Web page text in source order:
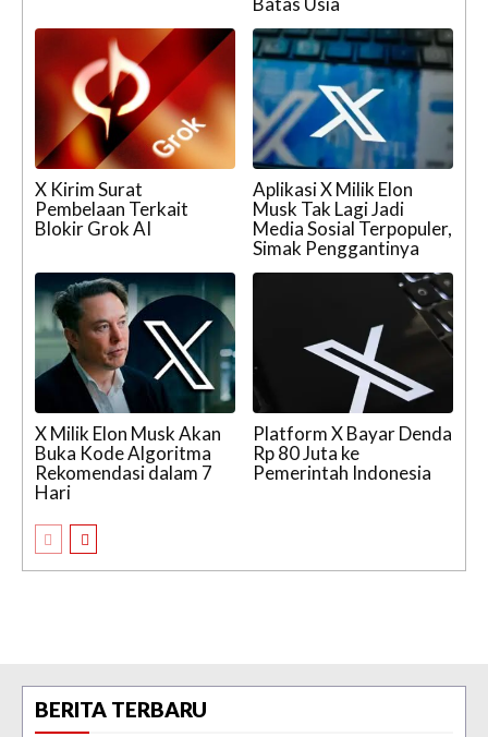
X Kirim Surat
Pembelaan Terkait
Blokir Grok AI
Aplikasi X Milik Elon
Musk Tak Lagi Jadi
Media Sosial Terpopuler,
Simak Penggantinya
X Milik Elon Musk Akan
Buka Kode Algoritma
Rekomendasi dalam 7
Hari
Platform X Bayar Denda
Rp 80 Juta ke
Pemerintah Indonesia
BERITA TERBARU